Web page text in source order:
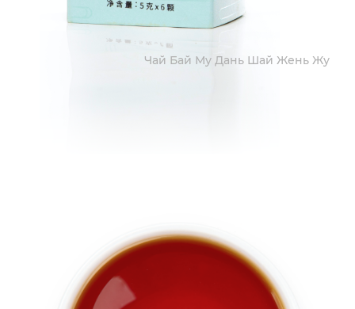
Чай Бай Му Дань Шай Жень Жу